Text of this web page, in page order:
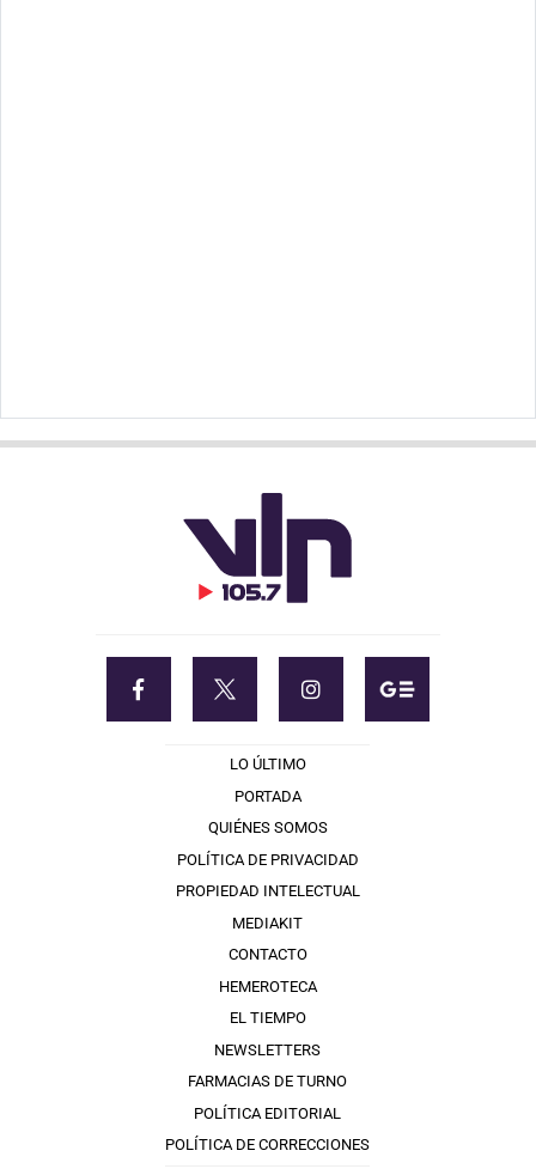
LO ÚLTIMO
PORTADA
QUIÉNES SOMOS
POLÍTICA DE PRIVACIDAD
PROPIEDAD INTELECTUAL
MEDIAKIT
CONTACTO
HEMEROTECA
EL TIEMPO
NEWSLETTERS
FARMACIAS DE TURNO
POLÍTICA EDITORIAL
POLÍTICA DE CORRECCIONES